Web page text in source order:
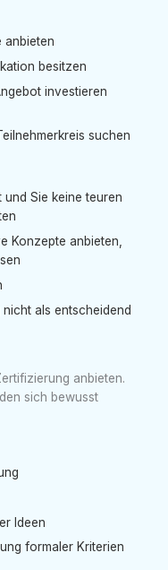
anbieten
besitzen
investieren
suchen
und Sie keine teuren
Konzepte anbieten,
als entscheidend
anbieten.
sich bewusst
Ideen
formaler Kriterien